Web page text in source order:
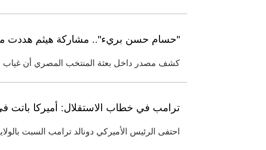
"حسام حسن بريء".. مشاركة هيثم هددت مصر بالخسارة
كشف مصدر داخل بعثة المنتخب المصري أن غياب الجناح
ترامب في خطاب الاستقلال: أميركا باتت
احتفى الرئيس الأميركي دونالد ترامب السبت بالولايات المتحدة في الذكرى